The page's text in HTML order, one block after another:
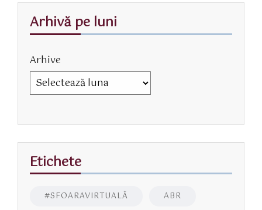
Arhivă pe luni
Arhive
Etichete
#SFOARAVIRTUALĂ ABR